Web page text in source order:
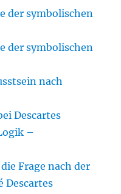
der symbolischen
der symbolischen
nach
Descartes
–
Frage nach der
Descartes